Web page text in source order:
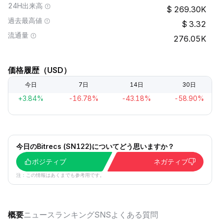
24H出来高 269.30K
過去最高値 3.32
流通量 276.05K
価格履歴（USD）
今日 7日 14日 30日
+3.84% -16.78% -43.18% -58.90%
今日のBitrecs (SN122)についてどう思いますか？
ポジティブ
ネガティブ
注：この情報はあくまでも参考用です。
概要ニュース ランキングSNSよくある質問